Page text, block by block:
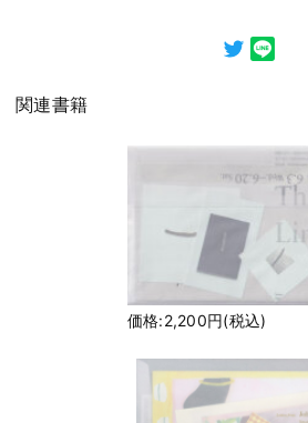
関連書籍
価格:2,200円(税込)